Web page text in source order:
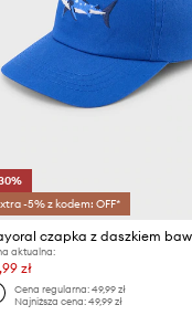
-5% z kodem: OFF*
aktualna:
zł
Cena regularna: 49,99 zł
Najniższa cena: 49,99 zł